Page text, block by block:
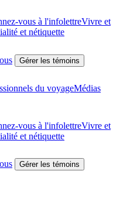
vous à l'infolettreVivre et
et nétiquette
Gérer les témoins
du voyageMédias
vous à l'infolettreVivre et
et nétiquette
Gérer les témoins